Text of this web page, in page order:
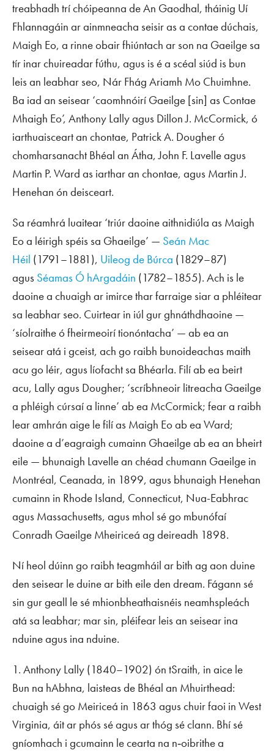
treabhadh trí chóipeanna deAn Gaodhal, tháinig Uí
Fhlannagáin ar ainmneacha seisir as a contae dúchais,
Maigh Eo, a rinne obair fhiúntach ar son na Gaeilge sa
tír inar chuireadar fúthu, agus is é a scéal siúd is bun
leis an leabhar seo, Nár Fhág Ariamh Mo Chuimhne.
Ba iad an seisear ‘caomhnóirí Gaeilge [sin] as Contae
Mhaigh Eo’, Anthony Lally agus Dillon J. McCormick, ó
iarthuaisceart an chontae, Patrick A. Dougher ó
chomharsanacht Bhéal an Átha, John F. Lavelle agus
Martin P. Ward as iarthar an chontae, agus Martin J.
Henehan ón deisceart.
Sa réamhrá luaitear ‘triúr daoine aithnidiúla as Maigh
Eo a léirigh spéis sa Ghaeilge’ — Seán Mac
Héil (1791–1881), Uileog de Búrca (1829–87)
agus Séamas Ó hArgadáin (1782–1855). Ach is le
daoine a chuaigh ar imirce thar farraige siar a phléitear
sa leabhar seo. Cuirtear in iúl gur ghnáthdhaoine —
‘síolraithe ó fheirmeoirí tionóntacha’ — ab ea an
seisear atá i gceist, ach go raibh bunoideachas maith
acu go léir, agus líofacht sa Bhéarla. Filí ab ea beirt
acu, Lally agus Dougher; ‘scríbhneoir litreacha Gaeilge
a phléigh cúrsaí a linne’ ab ea McCormick; fear a raibh
lear amhrán aige le filí as Maigh Eo ab ea Ward;
daoine a d’eagraigh cumainn Ghaeilge ab ea an bheirt
eile — bhunaigh Lavelle an chéad chumann Gaeilge in
Montréal, Ceanada, in 1899, agus bhunaigh Henehan
cumainn in Rhode Island, Connecticut, Nua-Eabhrac
agus Massachusetts, agus mhol sé go mbunófaí
Conradh Gaeilge Mheiriceá ag deireadh 1898.
Ní heol dúinn go raibh teagmháil ar bith ag aon duine
den seisear le duine ar bith eile den dream. Fágann sé
sin gur geall le sé mhionbheathaisnéis neamhspleách
atá sa leabhar; mar sin, pléifear leis an seisear ina
nduine agus ina nduine.
1. Anthony Lally (1840–1902) ón tSraith, in aice le
Bun na hAbhna, laisteas de Bhéal an Mhuirthead:
chuaigh sé go Meiriceá in 1863 agus chuir faoi in West
Virginia, áit ar phós sé agus ar thóg sé clann. Bhí sé
gníomhach i gcumainn le cearta na n‑oibrithe a